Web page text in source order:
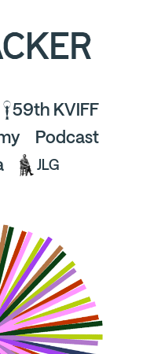
59th KVIFF
Podcast
JLG